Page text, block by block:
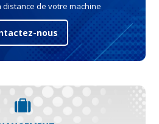
distance de votre machine
nous